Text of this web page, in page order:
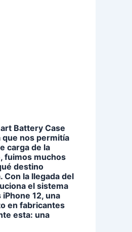
Battery Case
que nos permitía
carga de la
fuimos muchos
destino
la llegada del
el sistema
12, una
en fabricantes
esta: una